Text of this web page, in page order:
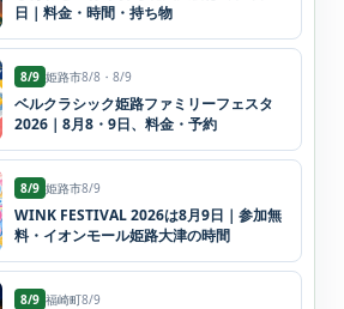
日｜料金・時間・持ち物
8/9 姫路市8/8・8/9
ベルクラシック姫路ファミリーフェスタ
2026｜8月8・9日、料金・予約
8/9 姫路市8/9
WINK FESTIVAL 2026は8月9日｜参加無
料・イオンモール姫路大津の時間
8/9 福崎町8/9